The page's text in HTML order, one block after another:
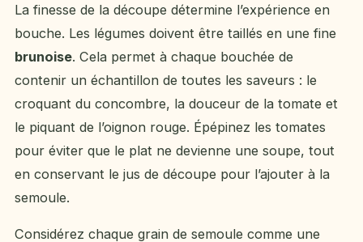
La finesse de la découpe détermine l’expérience en
bouche. Les légumes doivent être taillés en une fine
brunoise. Cela permet à chaque bouchée de
contenir un échantillon de toutes les saveurs : le
croquant du concombre, la douceur de la tomate et
le piquant de l’oignon rouge. Épépinez les tomates
pour éviter que le plat ne devienne une soupe, tout
en conservant le jus de découpe pour l’ajouter à la
semoule.
Considérez chaque grain de semoule comme une